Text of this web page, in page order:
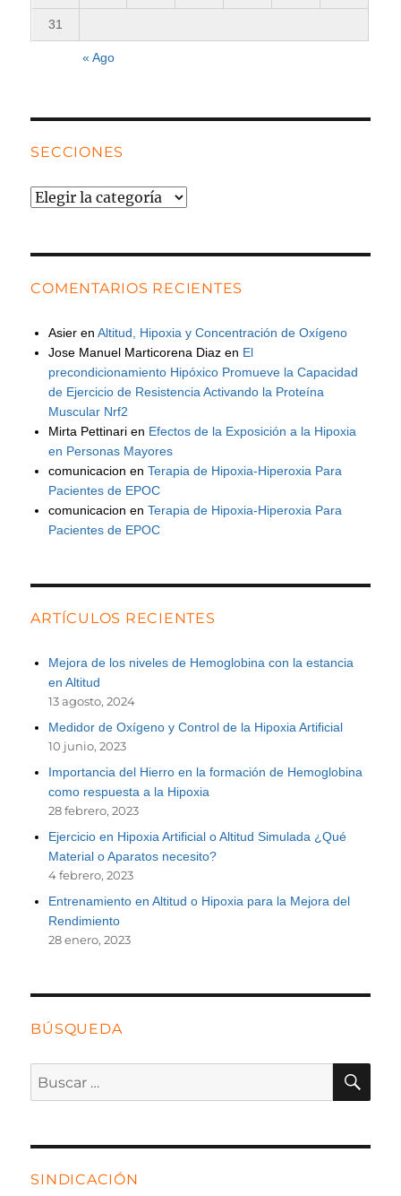
31
« Ago
SECCIONES
Secciones
COMENTARIOS RECIENTES
Asier enAltitud, Hipoxia y Concentración de Oxígeno
Jose Manuel Marticorena Diaz en El
precondicionamiento Hipóxico Promueve la Capacidad
de Ejercicio de Resistencia Activando la Proteína
Muscular Nrf2
Mirta Pettinari en Efectos de la Exposición a la Hipoxia
en Personas Mayores
comunicacion enTerapia de Hipoxia-Hiperoxia Para
Pacientes de EPOC
comunicacion enTerapia de Hipoxia-Hiperoxia Para
Pacientes de EPOC
ARTÍCULOS RECIENTES
Mejora de los niveles de Hemoglobina con la estancia
en Altitud
13 agosto, 2024
Medidor de Oxígeno y Control de la Hipoxia Artificial
10 junio, 2023
Importancia del Hierro en la formación de Hemoglobina
como respuesta a la Hipoxia
28 febrero, 2023
Ejercicio en Hipoxia Artificial o Altitud Simulada ¿Qué
Material o Aparatos necesito?
4 febrero, 2023
Entrenamiento en Altitud o Hipoxia para la Mejora del
Rendimiento
28 enero, 2023
BÚSQUEDA
SINDICACIÓN